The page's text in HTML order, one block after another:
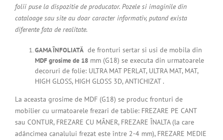
folii puse la dispozitie de producator. Pozele si imaginile din
cataloage sau site au doar caracter informativ, putand exista
diferente fata de realitate.
GAMA ÎNFOLIATĂ de fronturi sertar si usi de mobila din
MDF grosime de 18 mm (G18) se executa din urmatoarele
decoruri de folie: ULTRA MAT PERLAT, ULTRA MAT, MAT,
HIGH GLOSS, HIGH GLOSS 3D, ANTICHIZAT .
La aceasta grosime de MDF (G18) se produc fronturi de
mobilier cu urmatoarele frezari de tablie: FREZARE PE CANT
sau CONTUR, FREZARE CU MÂNER, FREZARE ÎNALTA (la care
adâncimea canalului frezat este între 2-4 mm), FREZARE MEDIE